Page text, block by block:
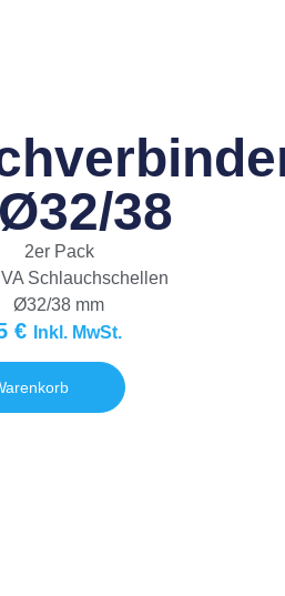
38
2er Pack
Schlauchschellen
Ø32/38 mm
€ Inkl. MwSt.